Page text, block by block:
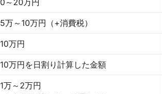
0～20万円
5万～10万円（+消費税）
10万円
10万円を日割り計算した金額
1万～2万円